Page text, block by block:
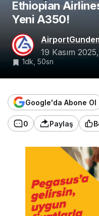
Ethiopian
Yeni A350!
19 Kasım
1dk, 50sn
Google'da Abone Ol
0 Paylaş